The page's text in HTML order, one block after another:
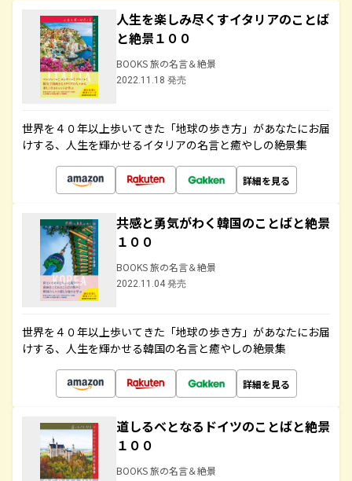
人生を楽しみ尽くすイタリアのことば
と絶景１００
BOOKS 旅の名言＆絶景
2022.11.18 発売
世界を４０年以上歩いてきた「地球の歩き方」があなたにお届
けする、人生を輝かせるイタリアの名言と癒やしの絶景集
詳細を見る
共感と勇気がわく韓国のことばと絶景
１００
BOOKS 旅の名言＆絶景
2022.11.04 発売
世界を４０年以上歩いてきた「地球の歩き方」があなたにお届
けする、人生を輝かせる韓国の名言と癒やしの絶景集
詳細を見る
道しるべとなるドイツのことばと絶景
１００
BOOKS 旅の名言＆絶景